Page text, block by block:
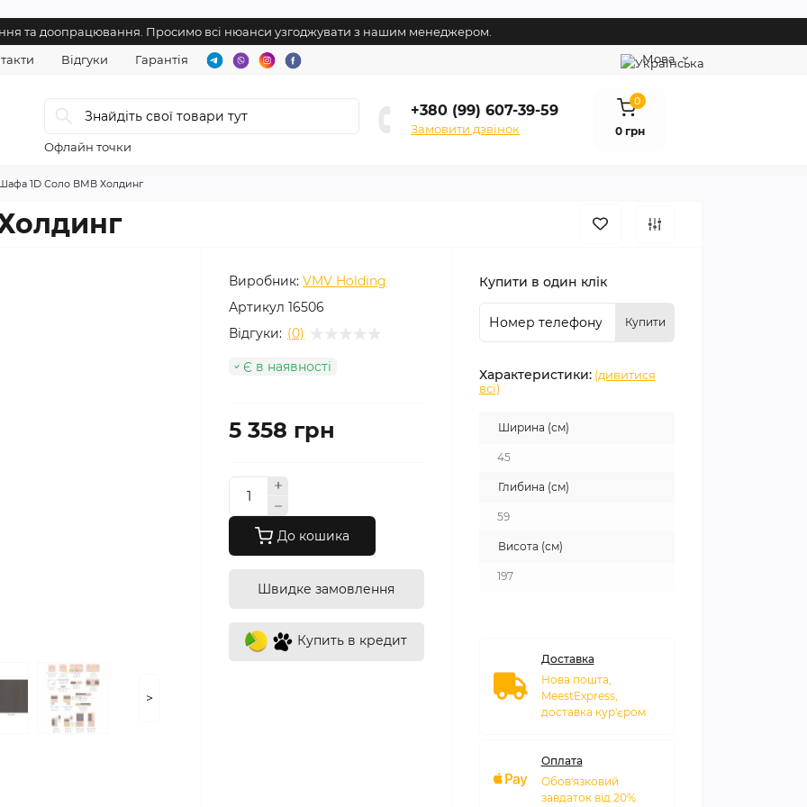
та доопрацювання. Просимо всі нюанси узгоджувати з нашим менеджером.
Відгуки Гарантія Мова
Офлайн точки
+380 (99) 607-39-59
Замовити дзвінок
0
0 грн
1D Соло ВМВ Холдинг
>
Виробник: VMV Holding
Артикул 16506
Відгуки: (0)
Є в наявності
5 358 грн
До кошика
Купить в кредит
Швидке замовлення
Купити в один клік
Купити
Характеристики: (дивитися
всі)
Ширина (см)
45
Глибина (см)
59
Висота (см)
197
Доставка
Нова пошта,
MeestExpress,
доставка кур'єром
Оплата
Обов'язковий
завдаток від 20%